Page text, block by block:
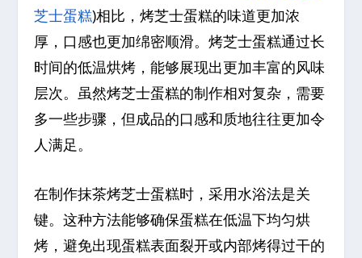
芝士蛋糕)相比，烤芝士蛋糕的味道更加浓
厚，口感也更加绵密顺滑。烤芝士蛋糕通过长
时间的低温烘烤，能够展现出更加丰富的风味
层次。虽然烤芝士蛋糕的制作相对复杂，需要
多一些步骤，但成品的口感和质地往往更加令
人满足。
在制作抹茶烤芝士蛋糕时，采用水浴法是关
键。这种方法能够确保蛋糕在低温下均匀烘
烤，避免出现蛋糕表面裂开或内部烤得过干的